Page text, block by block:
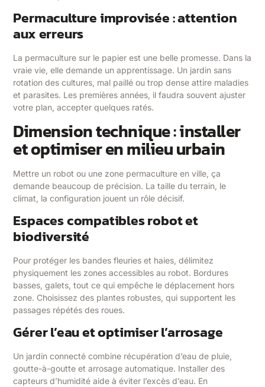
Permaculture improvisée : attention
aux erreurs
La permaculture sur le papier est une belle promesse. Dans la
vraie vie, elle demande un apprentissage. Un jardin sans
rotation des cultures, mal paillé ou trop dense attire maladies
et parasites. Les premières années, il faudra souvent ajuster
votre plan, accepter quelques ratés.
Dimension technique : installer
et optimiser en milieu urbain
Mettre un robot ou une zone permaculture en ville, ça
demande beaucoup de précision. La taille du terrain, le
climat, la configuration jouent un rôle décisif.
Espaces compatibles robot et
biodiversité
Pour protéger les bandes fleuries et haies, délimitez
physiquement les zones accessibles au robot. Bordures
basses, galets, tout ce qui empêche le déplacement hors
zone. Choisissez des plantes robustes, qui supportent les
passages répétés des roues.
Gérer l’eau et optimiser l’arrosage
Un jardin connecté combine récupération d’eau de pluie,
goutte-à-goutte et arrosage automatique. Installer des
capteurs d’humidité aide à éviter l’excès d’eau. En